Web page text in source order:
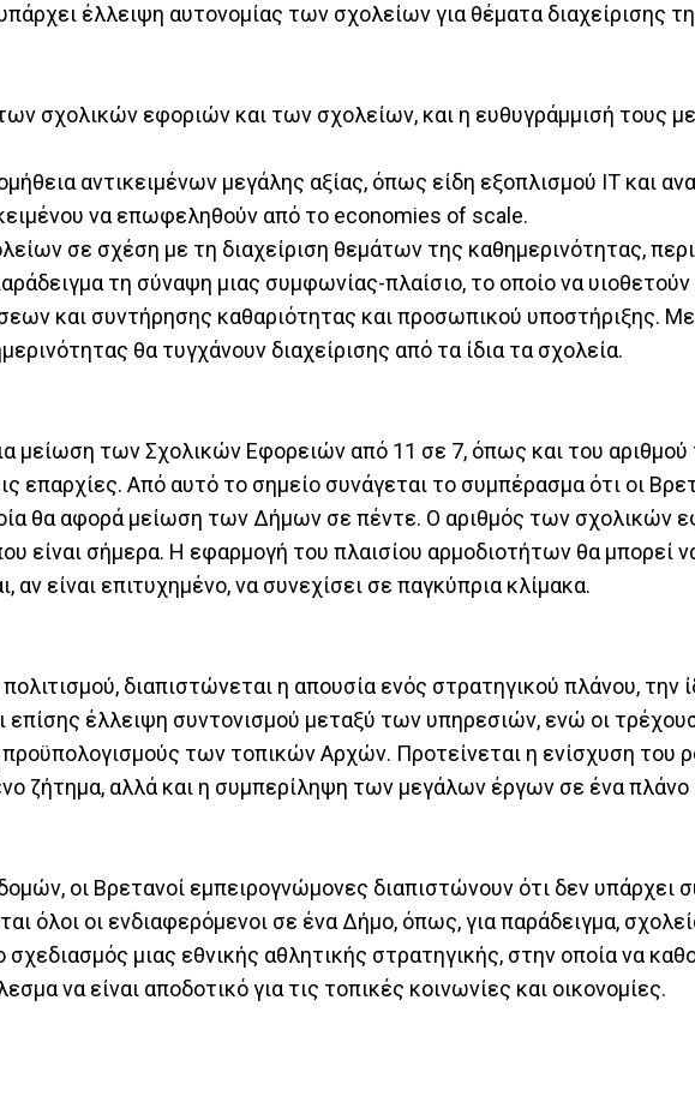
έλλειψη αυτονομίας των σχολείων για θέματα διαχείρισης
σχολικών εφοριών και των σχολείων, και η ευθυγράμμισή τους
αντικειμένων μεγάλης αξίας, όπως είδη εξοπλισμού ΙΤ και
να επωφεληθούν από το economies of scale.
σε σχέση με τη διαχείριση θεμάτων της καθημερινότητας,
τη σύναψη μιας συμφωνίας-πλαίσιο, το οποίο να
και συντήρησης καθαριότητας και προσωπικού υποστήριξης.
θα τυγχάνουν διαχείρισης από τα ίδια τα σχολεία.
μείωση των Σχολικών Εφορειών από 11 σε 7, όπως και του
επαρχίες. Από αυτό το σημείο συνάγεται το συμπέρασμα ότι οι
θα αφορά μείωση των Δήμων σε πέντε. Ο αριθμός των σχολικών
είναι σήμερα. Η εφαρμογή του πλαισίου αρμοδιοτήτων θα μπορεί
αν είναι επιτυχημένο, να συνεχίσει σε παγκύπρια κλίμακα.
διαπιστώνεται η απουσία ενός στρατηγικού πλάνου, την
έλλειψη συντονισμού μεταξύ των υπηρεσιών, ενώ οι
των τοπικών Αρχών. Προτείνεται η ενίσχυση του
ζήτημα, αλλά και η συμπερίληψη των μεγάλων έργων σε ένα πλάνο
οι Βρετανοί εμπειρογνώμονες διαπιστώνουν ότι δεν υπάρχει
όλοι οι ενδιαφερόμενοι σε ένα Δήμο, όπως, για παράδειγμα,
μιας εθνικής αθλητικής στρατηγικής, στην οποία να
να είναι αποδοτικό για τις τοπικές κοινωνίες και οικονομίες.